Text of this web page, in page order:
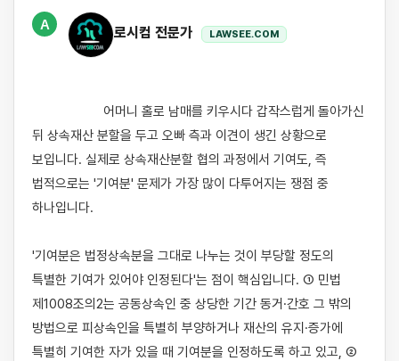
A
로시컴 전문가 LAWSEE.COM
뒤 상속재산 분할을 두고 오빠 측과 이견이 생긴 상황으로
보입니다. 실제로 상속재산분할 협의 과정에서 기여도, 즉
법적으로는 '기여분' 문제가 가장 많이 다투어지는 쟁점 중
하나입니다.
'기여분은 법정상속분을 그대로 나누는 것이 부당할 정도의
특별한 기여가 있어야 인정된다'는 점이 핵심입니다. ① 민법
제1008조의2는 공동상속인 중 상당한 기간 동거·간호 그 밖의
방법으로 피상속인을 특별히 부양하거나 재산의 유지·증가에
특별히 기여한 자가 있을 때 기여분을 인정하도록 하고 있고, ②